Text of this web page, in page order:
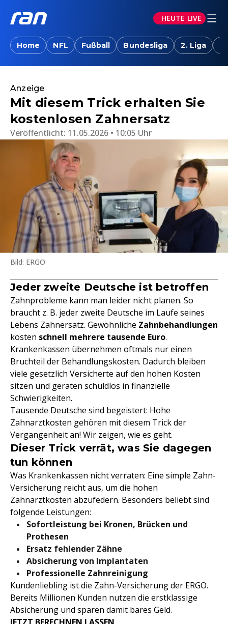
HEUTE LIVE
Home NFL Fußball Bundesliga 2. Liga
Anzeige
Mit diesem Trick erhalten Sie
kostenlosen Zahnersatz
Veröffentlicht: 11.05.2026 • 10:05 Uhr
Bild: ERGO
Jeder zweite Deutsche ist betroffen
Zahnprobleme kann man leider nicht planen. So
braucht z. B. jeder zweite Deutsche im Laufe seines
Lebens Zahnersatz. Gewöhnliche Zahnbehandlungen
kosten schnell mehrere tausende Euro.
Krankenkassen übernehmen oftmals nur einen
Bruchteil der Behandlungskosten. Dadurch bleiben
viele gesetzlich Versicherte auf den hohen Kosten
sitzen und geraten schuldlos in finanzielle
Schwierigkeiten.
Tausende Deutsche sind begeistert: Hohe
Zahnarztkosten gehören mit diesem Trick der
Vergangenheit an! Wir zeigen, wie es geht.
Dieser Trick verrät, was Sie dagegen
tun können
Was Krankenkassen nicht verraten: Eine simple Zahn-
Versicherung reicht aus, um die hohen
Zahnarztkosten abzufedern. Besonders beliebt sind
folgende Leistungen:
Sofortleistung bei Kronen, Brücken und
Prothesen
Ersatz fehlender Zähne
Absicherung von Implantaten
Professionelle Zahnreinigung
Kundenliebling ist die Zahn-Versicherung der ERGO.
Bereits Millionen Kunden nutzen die erstklassige
Absicherung und sparen damit bares Geld.
JETZT BERECHNEN LASSEN